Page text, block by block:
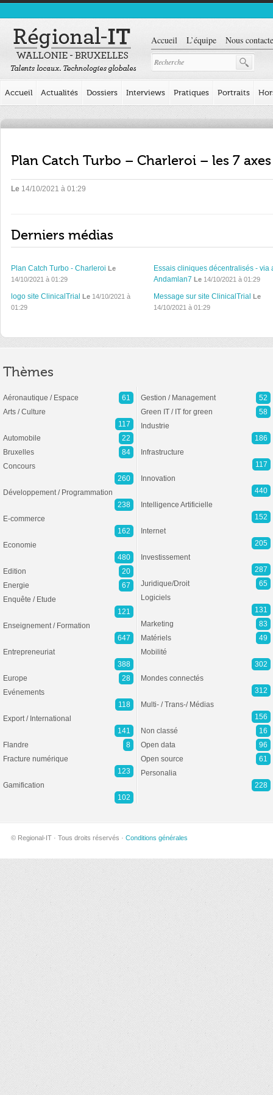
Accueil L’équipe Nous
Accueil Actualités Dossiers Interviews Pratiques Portraits
Plan Catch Turbo – Charleroi – les 7 axes
Le 14/10/2021 à 01:29
Derniers médias
Plan Catch Turbo - Charleroi Le
14/10/2021 à 01:29
Essais cliniques décentralisés - via
Andamlan7 Le14/10/2021 à 01:29
logo site ClinicalTrial Le 14/10/2021 à
01:29
Message sur site ClinicalTrial Le
14/10/2021 à 01:29
Thèmes
Aéronautique / Espace
61
Arts / Culture
117
Automobile
22
Bruxelles
84
Concours
260
Développement / Programmation
238
E-commerce
162
Economie
480
Edition
20
Energie
67
Enquête / Etude
121
Enseignement / Formation
647
Entrepreneuriat
388
Europe
28
Evénements
118
Export / International
141
Flandre
8
Fracture numérique
123
Gamification
102
Gestion / Management
52
Green IT / IT for green
58
Industrie
186
Infrastructure
117
Innovation
440
Intelligence Artificielle
152
Internet
205
Investissement
287
Juridique/Droit
65
Logiciels
131
Marketing
83
Matériels
49
Mobilité
302
Mondes connectés
312
Multi- / Trans-/ Médias
156
Non classé
16
Open data
96
Open source
61
Personalia
228
© Regional-IT · Tous droits réservés · Conditions générales